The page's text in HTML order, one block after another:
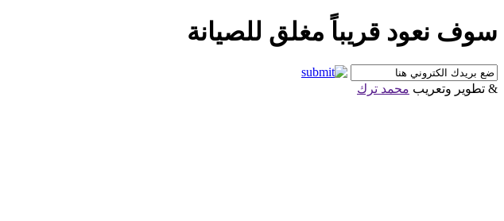
سوف نعود قريباً مغلق للصيانة
& تطوير وتعريب محمد ترك